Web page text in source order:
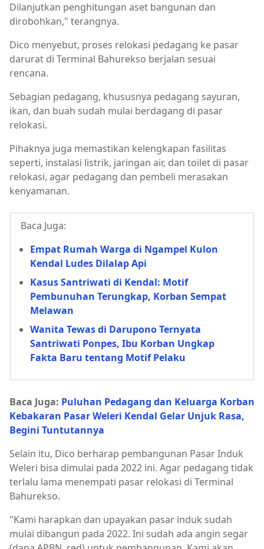
Dilanjutkan penghitungan aset bangunan dan
dirobohkan," terangnya.
Dico menyebut, proses relokasi pedagang ke pasar
darurat di Terminal Bahurekso berjalan sesuai
rencana.
Sebagian pedagang, khususnya pedagang sayuran,
ikan, dan buah sudah mulai berdagang di pasar
relokasi.
Pihaknya juga memastikan kelengkapan fasilitas
seperti, instalasi listrik, jaringan air, dan toilet di pasar
relokasi, agar pedagang dan pembeli merasakan
kenyamanan.
Baca Juga:
Empat Rumah Warga di Ngampel Kulon
Kendal Ludes Dilalap Api
Kasus Santriwati di Kendal: Motif
Pembunuhan Terungkap, Korban Sempat
Melawan
Wanita Tewas di Darupono Ternyata
Santriwati Ponpes, Ibu Korban Ungkap
Fakta Baru tentang Motif Pelaku
Baca Juga: Puluhan Pedagang dan Keluarga Korban
Kebakaran Pasar Weleri Kendal Gelar Unjuk Rasa,
Begini Tuntutannya
Selain itu, Dico berharap pembangunan Pasar Induk
Weleri bisa dimulai pada 2022 ini. Agar pedagang tidak
terlalu lama menempati pasar relokasi di Terminal
Bahurekso.
"Kami harapkan dan upayakan pasar induk sudah
mulai dibangun pada 2022. Ini sudah ada angin segar